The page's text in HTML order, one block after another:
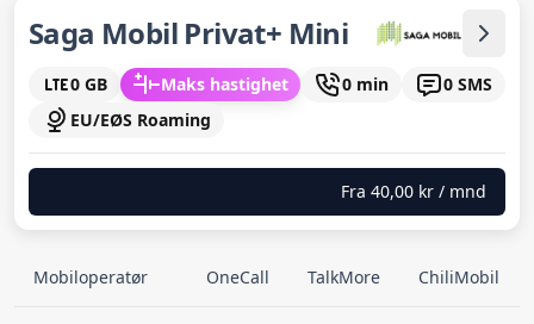
Saga Mobil Privat+ Mini
0 GB Maks hastighet 0 min
0 SMS
EU/EØS Roaming
Fra 40,00 kr / mnd
Mobiloperatør OneCall TalkMore ChiliMobil